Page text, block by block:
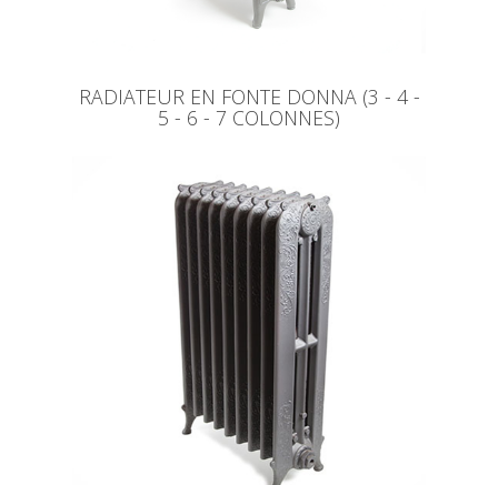
RADIATEUR EN FONTE DONNA (3 - 4 -
5 - 6 - 7 COLONNES)